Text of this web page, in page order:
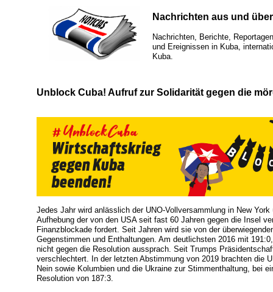
Nachrichten aus und
Nachrichten, Berichte,
und Ereignissen in Kuba,
Kuba.
Unblock Cuba! Aufruf zur Solidarität gegen die
Jedes Jahr wird anlässlich der UNO-Vollversammlung in New
Aufhebung der von den USA seit fast 60 Jahren gegen die Insel
Finanzblockade fordert. Seit Jahren wird sie von der
Gegenstimmen und Enthaltungen. Am deutlichsten 2016 mit
nicht gegen die Resolution aussprach. Seit Trumps
verschlechtert. In der letzten Abstimmung von 2019 brachten die
Nein sowie Kolumbien und die Ukraine zur Stimmenthaltung, bei
Resolution von 187:3.